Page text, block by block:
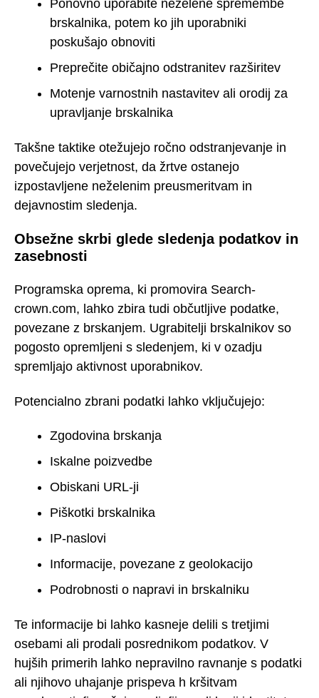
Ponovno uporabite neželene spremembe
brskalnika, potem ko jih uporabniki
poskušajo obnoviti
Preprečite običajno odstranitev razširitev
Motenje varnostnih nastavitev ali orodij za
upravljanje brskalnika
Takšne taktike otežujejo ročno odstranjevanje in
povečujejo verjetnost, da žrtve ostanejo
izpostavljene neželenim preusmeritvam in
dejavnostim sledenja.
Obsežne skrbi glede sledenja podatkov in
zasebnosti
Programska oprema, ki promovira Search-
crown.com, lahko zbira tudi občutljive podatke,
povezane z brskanjem. Ugrabitelji brskalnikov so
pogosto opremljeni s sledenjem, ki v ozadju
spremljajo aktivnost uporabnikov.
Potencialno zbrani podatki lahko vključujejo:
Zgodovina brskanja
Iskalne poizvedbe
Obiskani URL-ji
Piškotki brskalnika
IP-naslovi
Informacije, povezane z geolokacijo
Podrobnosti o napravi in brskalniku
Te informacije bi lahko kasneje delili s tretjimi
osebami ali prodali posrednikom podatkov. V
hujših primerih lahko nepravilno ravnanje s podatki
ali njihovo uhajanje prispeva h kršitvam